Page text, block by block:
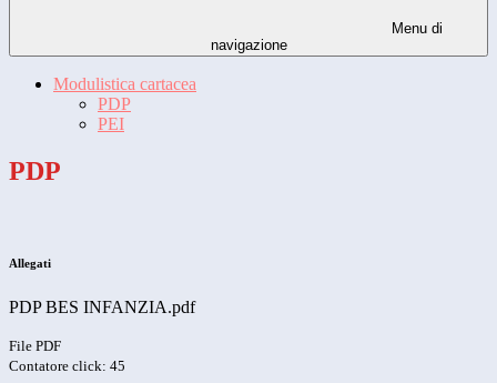
Menu di
navigazione
Modulistica cartacea
PDP
PEI
PDP
Allegati
PDP BES INFANZIA.pdf
File PDF
Contatore click: 45